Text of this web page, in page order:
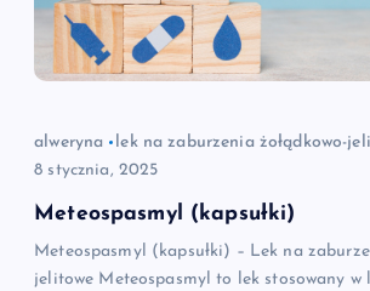
alweryna
lek na zaburzenia żołądkowo-
8 stycznia, 2025
Meteospasmyl (kapsułki)
Meteospasmyl (kapsułki) – Lek na
jelitowe Meteospasmyl to lek stosowany w